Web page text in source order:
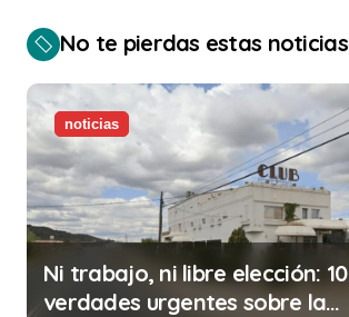
No te pierdas estas noticias
noticias
Ni trabajo, ni libre elección: 10
verdades urgentes sobre la